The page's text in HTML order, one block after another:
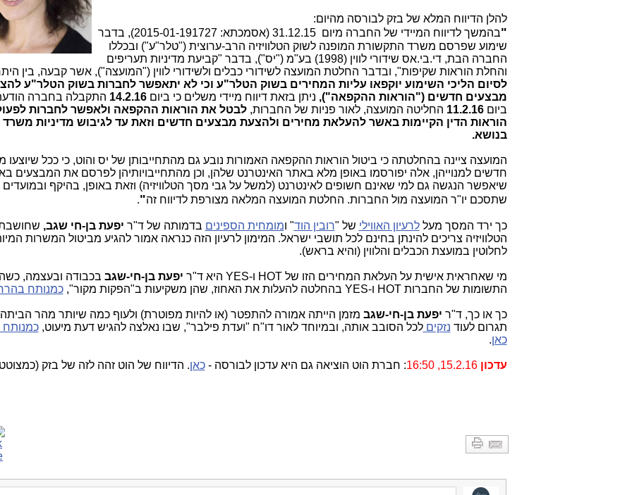
להלן הדיווח המלא של בזק לבורסה מהיום:
"
בהמשך לדיווח המיידי של החברה מיום 31.12.15 (אסמכתא: 2015-01-191727), בדבר
שימוע שפרסם משרד התקשורת המופנה לשוק הטלוויזיה הרב-ערוצית ("טלר"ע") ובכללו
החברה הבת, די.בי.אס שידורי לווין (1998) בע"מ ("יס"), בדבר "קביעת מדיניות תעריפים
והחלת הוראות שקיפות", ובדבר החלטת המועצה לשידורי כבלים ולשידורי לווין ("המועצה"), אשר קבעה, בין
לסיום הליכי השימוע יוקפאו עליות המחירים בשוק הטלר"ע וכי לא יתאפשר לחברות בשוק הטלר"ע
מבצעים חדשים ("הוראות ההקפאה"), ניתן בזאת דיווח מיידי משלים כי ביום14.2.16 התקבלה בחברה
ביום 11.2.16 החליטה המועצה, לאור פניות של החברות,לבטל את הוראות ההקפאה ולאפשר לחברות
הוראות הדין הקיימות באשר להעלאת מחירים ולהצעת מבצעים חדשים וזאת עד לגיבוש מדיניות
בנושא.
המועצה ציינה בהחלטתה כי ביטול הוראות ההקפאה האמורות נובע גם מהתחייבותן של יס והוט, כי ככל שיוצעו
חדשים למנוייהן, אלה יפורסמו באופן מלא באתר האינטרנט שלהן, וכן מהתחייבויותיהן לפרסם את המבצעים
שיאפשר הנגשה גם למי שאינם חשופים לאינטרנט (למשל על גבי מסך הטלוויזיה) וזאת באופן, בהיקף ובמועדים
שתסכם יו"ר המועצה מול החברות. החלטת המועצה המלאה מצורפת לדיווח זה"
.
כך ירד המסך מעללרעיון האווילי של "רובין הוד" ומומחית הספינים בדמותה של ד"ר יפעת בן-חי שגב,
הטלוויזיה צריכים להינתן בחינם לכל תושבי ישראל. המימון לרעיון הזה כנראה אמור להגיע מביטול המשרות
לחלוטין במועצת הכבלים והלווין (והיא בראש).
מי שאחראית אישית על העלאת המחירים הזו של HOT ו-YES היא ד"ר יפעת בן-חי-שגב בכבודה ובעצמה,
התשומות של החברות HOT ו-YES בהחלטה להעלות את האחוז, שהן משקיעות ב"הפקות מקור",
כמנותח
כך או כך, ד"ר יפעת בן-חי-שגב מזמן הייתה אמורה להתפטר (או להיות מפוטרת) ולעוף כמה שיותר מהר
תגרום לעוד נזקיםלכל הסובב אותה, ובמיוחד לאור דו"ח "ועדת פילבר", שבו נאלצה להגיש דעת מיעוט,
כאן.
עדכון15.2.16, 16:50 : חברת הוט הוציאה גם היא עדכון לבורסה -כאן. הדיווח של הוט זהה לזה של בזק